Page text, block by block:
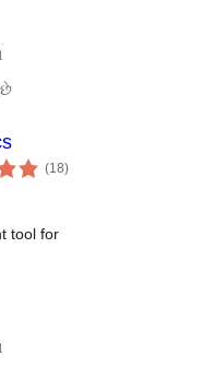
છે
(18કુલ
રેટિંગ્સ
)
tool for